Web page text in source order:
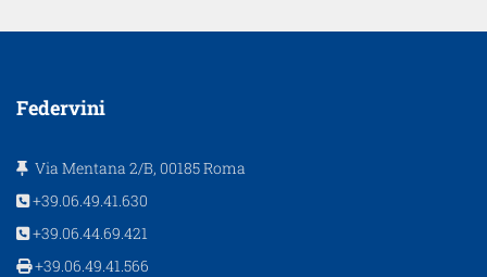
Federvini
Via Mentana 2/B, 00185 Roma
+39.06.49.41.630
+39.06.44.69.421
+39.06.49.41.566